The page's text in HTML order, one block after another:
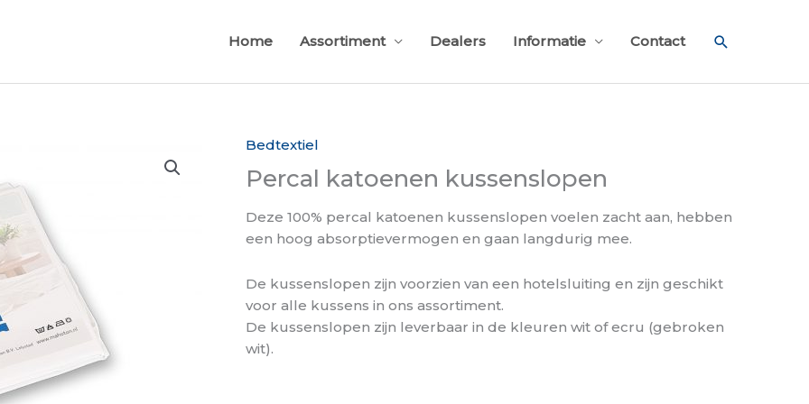
Home Assortiment Dealers Informatie Contact Zoeken
Bedtextiel
Percal katoenen kussenslopen
Deze 100% percal katoenen kussenslopen voelen zacht aan, hebben
een hoog absorptievermogen en gaan langdurig mee.
De kussenslopen zijn voorzien van een hotelsluiting en zijn geschikt
voor alle kussens in ons assortiment.
De kussenslopen zijn leverbaar in de kleuren wit of ecru (gebroken
wit).